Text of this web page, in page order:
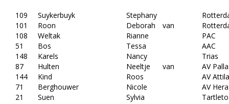
109 Suykerbuyk Stephany
101
Roon Deborah van
108
Weltak Rianne
PAC
51
Bos Tessa
AAC
148
Karels Nancy
Trias
87
Hulten Neeltje van
AV
144
Kind Roos
AV Attila
71
Berghouwer Nicole
AV Hera
21
Suen Sylvia